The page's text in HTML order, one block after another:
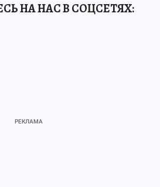
НА НАС В СОЦСЕТЯХ: